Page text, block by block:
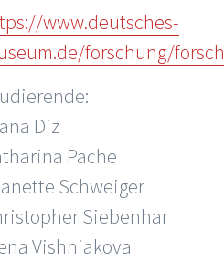
www.deutsches-
forschung/
Diz
Pache
Schweiger
Siebenhar
Vishniakova